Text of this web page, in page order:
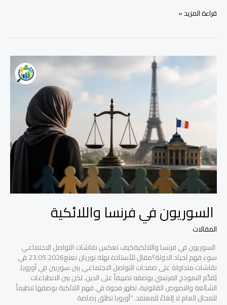
قراءة المزيد »
السوريون في فرنسا واللائكية
المقالات
السوريون في فرنسا واللائكيةكيف تعكس نقاشات التواصل الاجتماعي
سوء فهم لحياد الدولة؟مقال للأستاذة نهلة نوريان نعنع23.05.2026 في
نقاشات متداولة على صفحات التواصل الاجتماعي بين سوريين في أوروبا،
يُقدَّم النموذج الفرنسي بوصفه تضييقاً على الدين. لكن بين الانطباعات
الشائعة والنصوص القانونية، تظهر فجوة في فهم اللائكية بوصفها تنظيماً
للمجال العام لا إلغاءً للمعتقد. “أوروبا تطلق رصاصة
السوريون